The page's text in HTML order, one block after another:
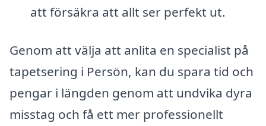
att försäkra att allt ser perfekt ut.
Genom att välja att anlita en specialist på
tapetsering i Persön, kan du spara tid och
pengar i längden genom att undvika dyra
misstag och få ett mer professionellt